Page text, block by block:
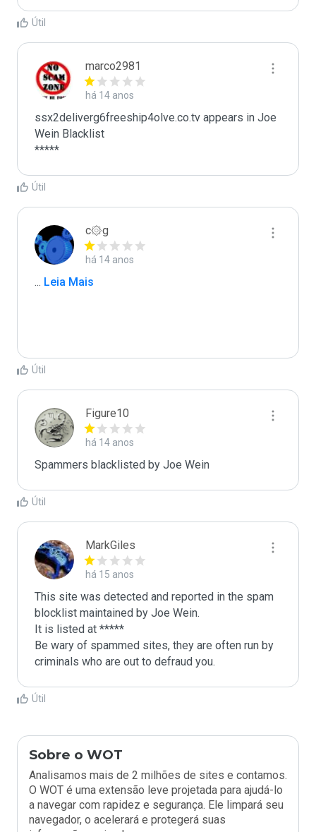
Útil
marco2981
há 14 anos
ssx2deliverg6freeship4olve.co.tv appears in Joe
Wein Blacklist
*****
Útil
c۞g
há 14 anos
... Leia Mais
Útil
Figure10
há 14 anos
Spammers blacklisted by Joe Wein
Útil
MarkGiles
há 15 anos
This site was detected and reported in the spam
blocklist maintained by Joe Wein.
It is listed at *****
Be wary of spammed sites, they are often run by
criminals who are out to defraud you.
Útil
Sobre o WOT
Analisamos mais de 2 milhões de sites e contamos.
O WOT é uma extensão leve projetada para ajudá-lo
a navegar com rapidez e segurança. Ele limpará seu
navegador, o acelerará e protegerá suas